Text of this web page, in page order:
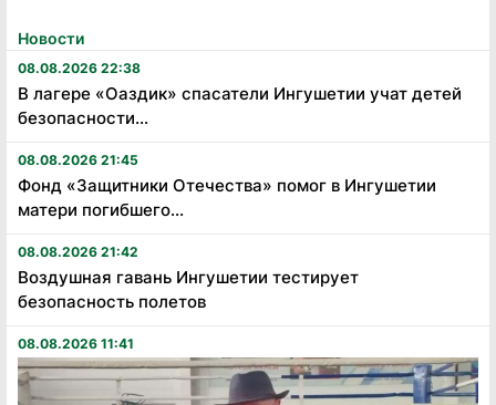
Новости
08.08.2026 22:38
В лагере «Оаздик» спасатели Ингушетии учат детей
безопасности...
08.08.2026 21:45
Фонд «Защитники Отечества» помог в Ингушетии
матери погибшего...
08.08.2026 21:42
Воздушная гавань Ингушетии тестирует
безопасность полетов
08.08.2026 11:41